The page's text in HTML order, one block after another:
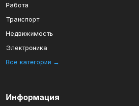
Работа
Транспорт
Недвижимость
Электроника
Все категории →
Информация